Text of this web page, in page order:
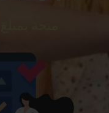
منحة بمبلغ